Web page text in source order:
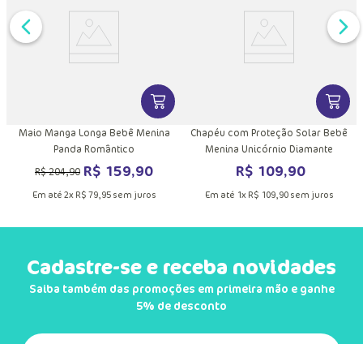
INFORMAÇÕES DO PRODUTOVER MAIS INFORMAÇÕES DO
Maio Manga Longa Bebê Menina
Panda Romântico
R$204,90 R$ 159,90
Em até 2x R$ 79,95sem juros
VER
Chapéu com Proteção Solar Bebê
Menina Unicórnio Diamante
R$ 109,90
Em até 1x R$ 109,90sem juros
Cadastre-se e receba novidades
Saiba também das promoções em primeira mão e ganhe
5% de desconto